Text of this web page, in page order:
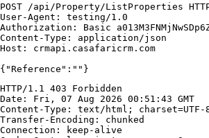
POST /api/Property/ListProperties
User-Agent: testing/1.0
Authorization: Basic
Content-Type: application/json
Host: crmapi.casafaricrm.com
{"Reference":""}
HTTP/1.1 403 Forbidden
Date: Fri, 07 Aug 2026 00:51:43 GMT
Content-Type: text/html; charset=UTF-
Transfer-Encoding: chunked
Connection: keep-alive